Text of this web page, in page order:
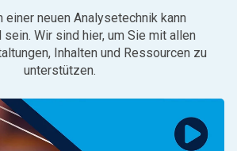
einer neuen Analysetechnik kann
Wir sind hier, um Sie mit allen
Inhalten und Ressourcen zu
unterstützen.